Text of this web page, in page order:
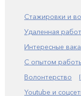
Стажировки и
Удаленная
Интересные
С опытом
Волонтерство
Youtube и